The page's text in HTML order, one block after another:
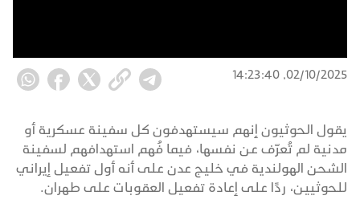
02/10/2025, 14:23:40
يقول الحوثيون إنهم سيستهدفون كل سفينة عسكرية أو
مدنية لم تُعرّف عن نفسها، فيما فُهم استهدافهم لسفينة
الشحن الهولندية في خليج عدن على أنه أول تفعيل إيراني
للحوثيين، ردًا على إعادة تفعيل العقوبات على طهران.